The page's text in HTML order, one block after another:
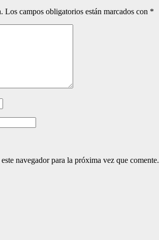
Los campos obligatorios están marcados con *
navegador para la próxima vez que comente.